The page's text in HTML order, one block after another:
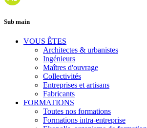
Sub main
VOUS ÊTES
Architectes & urbanistes
Ingénieurs
Maîtres d'ouvrage
Collectivités
Entreprises et artisans
Fabricants
FORMATIONS
Toutes nos formations
Formations intra-entreprise